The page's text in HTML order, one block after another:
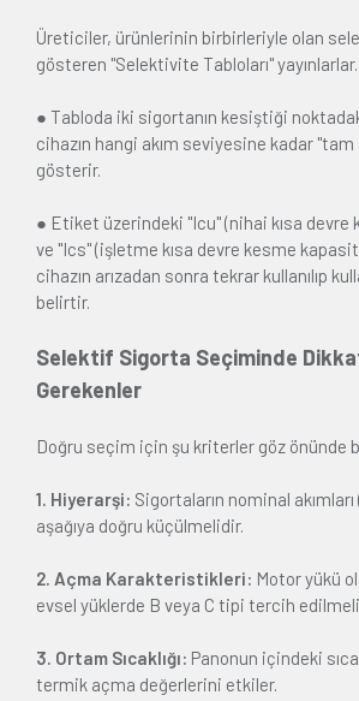
Üreticiler, ürünlerinin birbirleriyle olan
gösteren "Selektivite Tabloları" yayınlarlar.
● Tabloda iki sigortanın kesiştiği
cihazın hangi akım seviyesine kadar
gösterir.
● Etiket üzerindeki "Icu" (nihai kısa
ve "Ics" (işletme kısa devre kesme
cihazın arızadan sonra tekrar kullanılıp
belirtir.
Selektif Sigorta Seçiminde
Gerekenler
Doğru seçim için şu kriterler göz önünde
1. Hiyerarşi: Sigortaların nominal akımları
aşağıya doğru küçülmelidir.
2. Açma Karakteristikleri: Motor yükü
evsel yüklerde B veya C tipi tercih
3. Ortam Sıcaklığı: Panonun içindeki
termik açma değerlerini etkiler.